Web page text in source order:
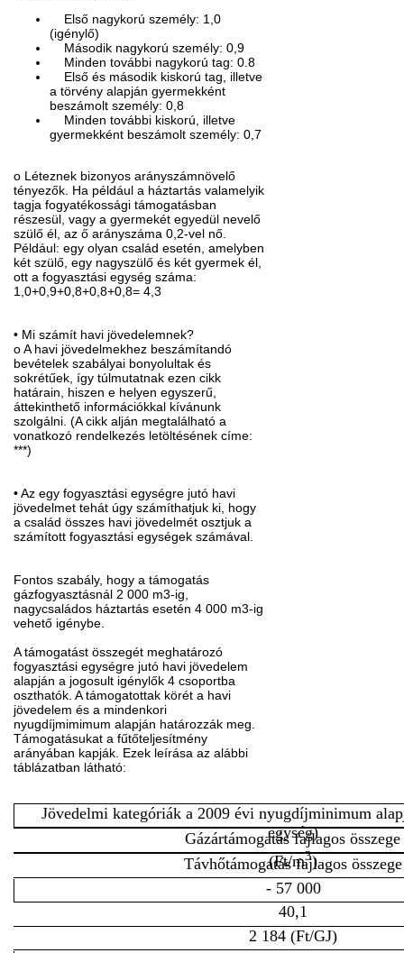
Első nagykorú személy: 1,0
(igénylő)
Második nagykorú személy: 0,9
Minden további nagykorú tag: 0.8
Első és második kiskorú tag, illetve
a törvény alapján gyermekként
beszámolt személy: 0,8
Minden további kiskorú, illetve
gyermekként beszámolt személy: 0,7
o Léteznek bizonyos arányszámnövelő
tényezők. Ha például a háztartás valamelyik
tagja fogyatékossági támogatásban
részesül, vagy a gyermekét egyedül nevelő
szülő él, az ő arányszáma 0,2-vel nő.
Például: egy olyan család esetén, amelyben
két szülő, egy nagyszülő és két gyermek él,
ott a fogyasztási egység száma:
1,0+0,9+0,8+0,8+0,8= 4,3
• Mi számít havi jövedelemnek?
o A havi jövedelmekhez beszámítandó
bevételek szabályai bonyolultak és
sokrétűek, így túlmutatnak ezen cikk
határain, hiszen e helyen egyszerű,
áttekinthető információkkal kívánunk
szolgálni. (A cikk alján megtalálható a
vonatkozó rendelkezés letöltésének címe:
***)
• Az egy fogyasztási egységre jutó havi
jövedelmet tehát úgy számíthatjuk ki, hogy
a család összes havi jövedelmét osztjuk a
számított fogyasztási egységek számával.
Fontos szabály, hogy a támogatás
gázfogyasztásnál 2 000 m3-ig,
nagycsaládos háztartás esetén 4 000 m3-ig
vehető igénybe.
A támogatást összegét meghatározó
fogyasztási egységre jutó havi jövedelem
alapján a jogosult igénylők 4 csoportba
oszthatók. A támogatottak körét a havi
jövedelem és a mindenkori
nyugdíjmimimum alapján határozzák meg.
Támogatásukat a fűtőteljesítmény
arányában kapják. Ezek leírása az alábbi
táblázatban látható:
Jövedelmi kategóriák a 2009 évi nyugdíjminimum
egység)
Gázártámogatás fajlagos összege
(Ft/m3)
Távhőtámogatás fajlagos összege
- 57 000
40,1
2 184 (Ft/GJ)